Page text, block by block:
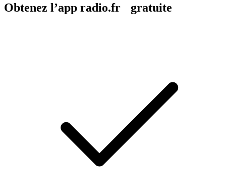
Obtenez l’app radio.fr gratuite